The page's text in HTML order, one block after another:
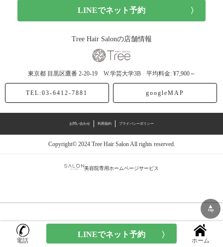
Tree Hair Salonの店舗情報
東京都 目黒区鷹番 2-20-19 W.学芸大学3B 平均料金: ¥7,900～
TEL:03-6412-7881 googleMAP
お問い合わせ 利用規約 プライバシーポリシー
Copyright© 2024 Tree Hair Salon All rights reserved.
美容院専用ホームページサービス
▲
top
電話 ホーム